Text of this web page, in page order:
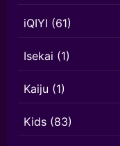
iQIYI (61)
Isekai (1)
Kaiju (1)
Kids (83)